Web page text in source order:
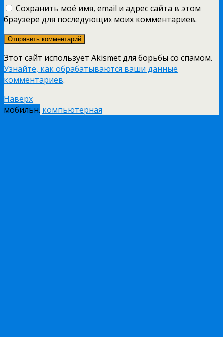
Сохранить моё имя, email и адрес сайта в этом
браузере для последующих моих комментариев.
Этот сайт использует Akismet для борьбы со спамом.
Узнайте, как обрабатываются ваши данные
комментариев.
Наверх
мобильн. компьютерная